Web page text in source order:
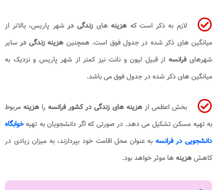
لازم به ذکر است که هزینه هایزندگی درشهر پاریس، بالاتر از
میانگین های ذکر شده در جدول فوق است. همچنین هزینه زندگی درسایر
شهرهایفرانسه از قبیل لیون و نانت نیز کمتر از شهر پاریس و نزدیک به
میانگین های ذکر شده در جدول فوق می باشد.
بخش اعظمی از هزینه های زندگی در کشور فرانسه را هزینه مربوط
به تهیه مسکن تشکیل می دهد. در صورتی که اگر دانشجویان به تهیهخوابگاه
دانشجویی در فرانسه به عنوان محل اقامت خود بپردازند، به میزان زیادی در
کاهشهزینه ها موثر خواهد بود.